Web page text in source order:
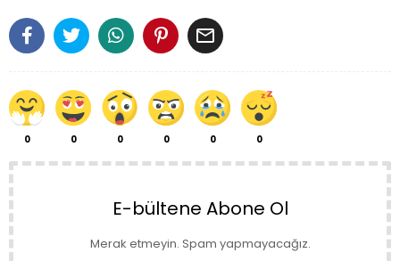

0 0 0 0 0 0
E-bültene Abone Ol
Merak etmeyin. Spam yapmayacağız.